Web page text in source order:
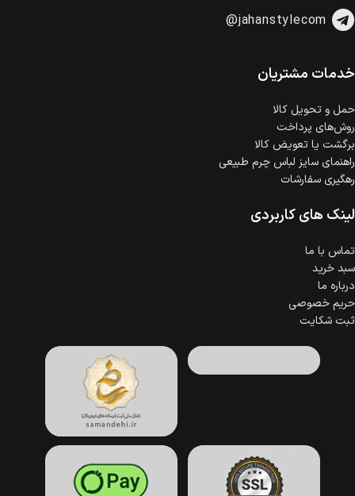
خرید اقساطی با شرایط آسان و بدون ضامن امکان‌پذیر
است.
گارانتی معتبر برای تمامی محصولات ارائه می‌شود.
@jahanstylecom
خدمات مشتریان
حمل‌ و تحویل کالا
روش‌های پرداخت
برگشت یا تعویض کالا
راهنمای سایز لباس چرم طبیعی
رهگیری سفارشات
لینک های کاربردی
تماس با ما
سبد خرید
درباره ما
حریم خصوصی
ثبت شکایت